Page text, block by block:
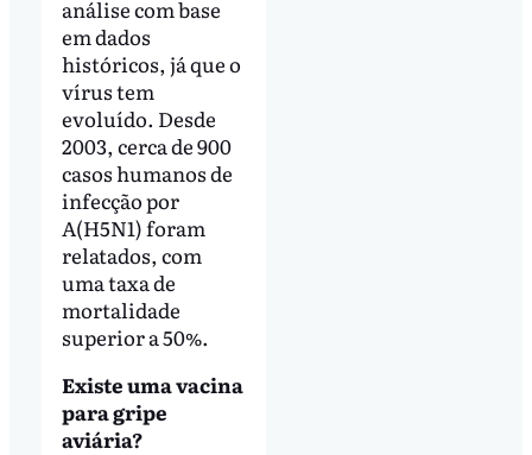
análise com base
em dados
históricos, já que o
vírus tem
evoluído. Desde
2003, cerca de 900
casos humanos de
infecção por
A(H5N1) foram
relatados, com
uma taxa de
mortalidade
superior a 50%.
Existe uma vacina
para gripe
aviária?